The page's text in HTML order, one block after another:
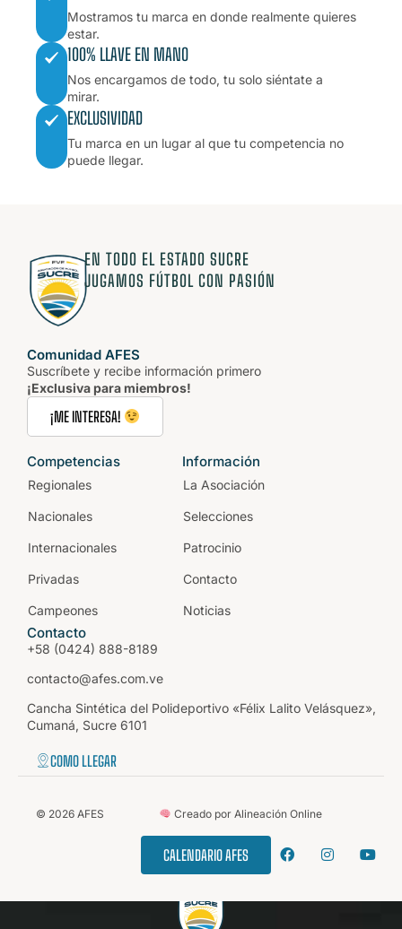
Mostramos tu marca en donde realmente quieres
estar.
100% LLAVE EN MANO
Nos encargamos de todo, tu solo siéntate a
mirar.
EXCLUSIVIDAD
Tu marca en un lugar al que tu competencia no
puede llegar.
EN TODO EL ESTADO SUCRE
JUGAMOS FÚTBOL CON PASIÓN
Comunidad AFES
Suscríbete y recibe información primero
¡Exclusiva para miembros!
¡ME INTERESA!
Competencias
Regionales
Nacionales
Internacionales
Privadas
Campeones
Información
La Asociación
Selecciones
Patrocinio
Contacto
Noticias
Contacto
+58 (0424) 888-8189
contacto@afes.com.ve
Cancha Sintética del Polideportivo «Félix Lalito Velásquez»,
Cumaná, Sucre 6101
COMO LLEGAR
© 2026AFES Creado por Alineación Online
CALENDARIO AFES